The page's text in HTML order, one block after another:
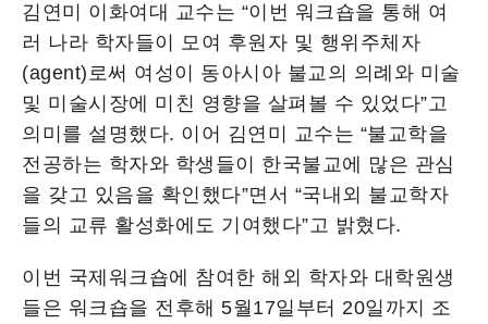
김연미 이화여대 교수는 “이번 워크숍을 통해 여
러 나라 학자들이 모여 후원자 및 행위주체자
(agent)로써 여성이 동아시아 불교의 의례와 미술
및 미술시장에 미친 영향을 살펴볼 수 있었다”고
의미를 설명했다. 이어 김연미 교수는 “불교학을
전공하는 학자와 학생들이 한국불교에 많은 관심
을 갖고 있음을 확인했다”면서 “국내외 불교학자
들의 교류 활성화에도 기여했다”고 밝혔다.
이번 국제워크숍에 참여한 해외 학자와 대학원생
들은 워크숍을 전후해 5월17일부터 20일까지 조